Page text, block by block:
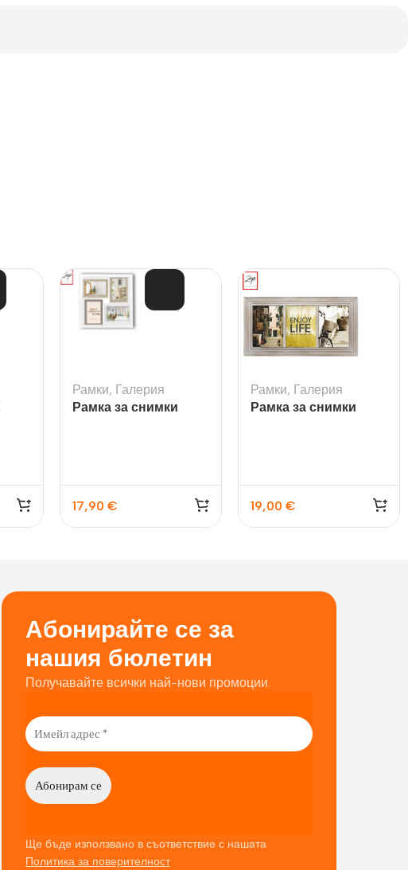
Рамки, Галерия
Рамка за снимки
17,90 €
Рамки, Галерия
Рамка за снимки
19,00 €
Абонирайте се за
нашия бюлетин
Получавайте всички най-нови промоции.
Ще бъде използвано в съответствие с нашата
Политика за поверителност